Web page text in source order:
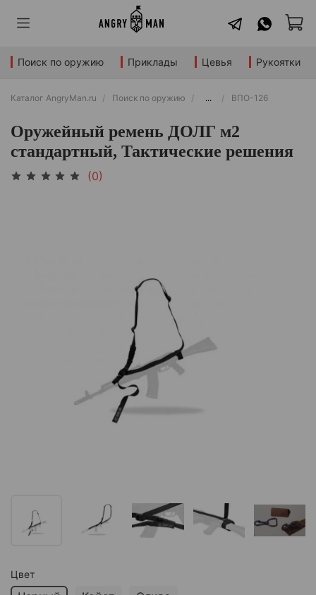
Поиск по оружию Приклады Цевья Рукоятки
Каталог AngryMan.ru Поиск по оружию ... ВПО-126
Оружейный ремень ДОЛГ м2
стандартный, Тактические решения
(0)
Цвет